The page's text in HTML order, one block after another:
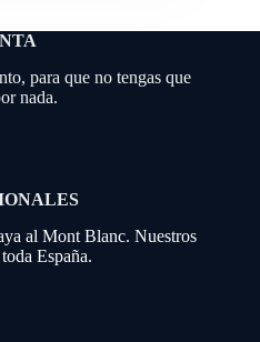
para que no tengas que
nada.
al Mont Blanc. Nuestros
España.